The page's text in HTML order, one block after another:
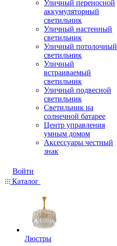
Уличный переносной
аккумуляторный
светильник
Уличный настенный
светильник
Уличный потолочный
светильник
Уличный
встраиваемый
светильник
Уличный подвесной
светильник
Светильник на
солнечной батарее
Центр управления
умным домом
Аксессуары честный
знак
Войти
Каталог
Люстры